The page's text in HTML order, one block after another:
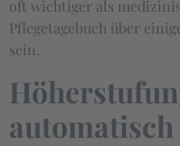
oft wichtiger als
Pflegetagebuch über
sein.